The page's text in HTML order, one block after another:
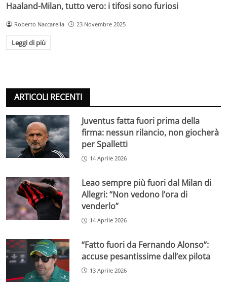
Haaland-Milan, tutto vero: i tifosi sono furiosi
Roberto Naccarella 23 Novembre 2025
Leggi di più
ARTICOLI RECENTI
Juventus fatta fuori prima della
firma: nessun rilancio, non giocherà
per Spalletti
14 Aprile 2026
Leao sempre più fuori dal Milan di
Allegri: “Non vedono l’ora di
venderlo”
14 Aprile 2026
“Fatto fuori da Fernando Alonso”:
accuse pesantissime dall’ex pilota
13 Aprile 2026